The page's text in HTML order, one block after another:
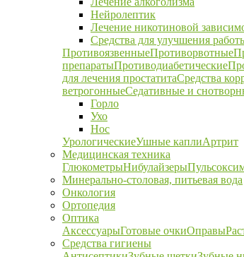
Нейролептик
Лечение никотиновой
Средства для улучшения
ПротивоязвенныеПротиворвотные
препаратыПротиводиабетические
для лечения простатитаСредства
ветрогонныеСедативные и
Горло
Ухо
Нос
УрологическиеУшные каплиАртрит
Медицинская техника
ГлюкометрыНибулайзеры
Минерально-столовая, питьевая вода
Онкология
Ортопедия
Оптика
АксессуарыГотовые очкиОправы
Средства гигиены